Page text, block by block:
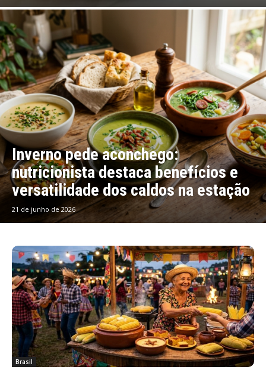
Inverno pede aconchego:
nutricionista destaca benefícios e
versatilidade dos caldos na estação
21 de junho de 2026
Brasil